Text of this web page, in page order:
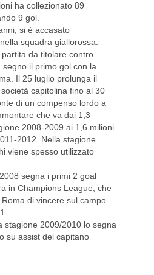
ha collezionato 89
9 gol.
si è accasato
squadra giallorossa.
da titolare contro
segno il primo gol con la
Il 25 luglio prolunga il
capitolina fino al 30
di un compenso lordo a
che va dai 1,3
2008-2009 ai 1,6 milioni
2012. Nella stagione
viene spesso utilizzato
segna i primi 2 goal
in Champions League, che
di vincere sul campo
stagione 2009/2010 lo segna
su assist del capitano